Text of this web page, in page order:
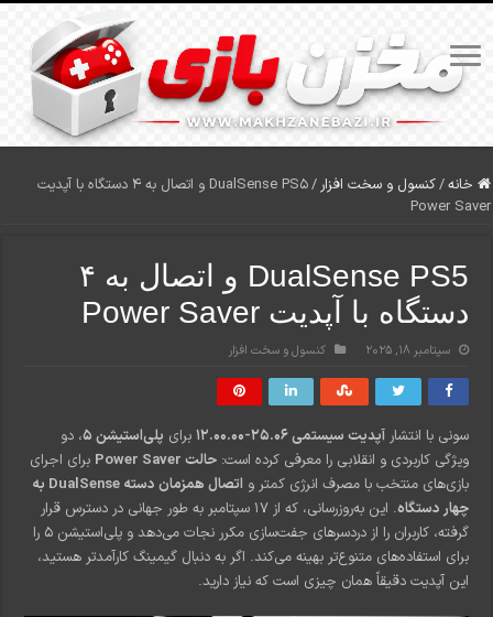
خانه/کنسول و سخت افزار/
DualSense PS5 و اتصال به ۴ دستگاه با آپدیت
Power Saver
DualSense PS5 و اتصال به ۴
دستگاه با آپدیت Power Saver
سپتامبر 18, 2025 کنسول و سخت افزار
سونی با انتشارآپدیت سیستمی ۲۵.۰۶-۱۲.۰۰.۰۰ برای پلی‌استیشن ۵
، دو
ویژگی کاربردی و انقلابی را معرفی کرده است:حالت Power Saver
برای اجرای
بازی‌های منتخب با مصرف انرژی کمتر و
اتصال همزمان دسته DualSense به
چهار دستگاه
. این به‌روزرسانی، که از ۱۷ سپتامبر به طور جهانی در دسترس قرار
گرفته، کاربران را از دردسرهای جفت‌سازی مکرر نجات می‌دهد و پلی‌استیشن ۵ را
برای استفاده‌های متنوع‌تر بهینه می‌کند. اگر به دنبال گیمینگ کارآمدتر هستید،
این آپدیت دقیقاً همان چیزی است که نیاز دارید.